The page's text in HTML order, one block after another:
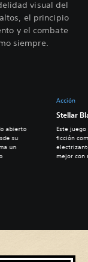
visual del
el principio
y el combate
siempre.
abierto
su
un
Acción
Stellar
Este
ficción
mejor con